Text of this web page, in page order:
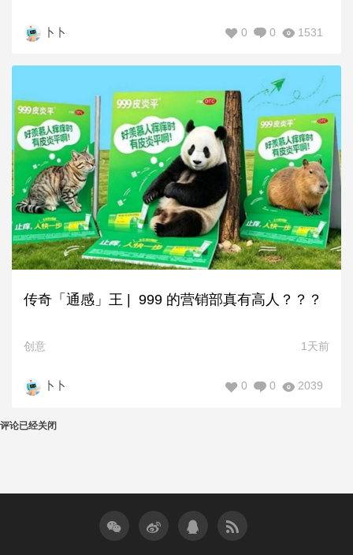
卜卜 1531
0
0
传奇「通感」王 | 999 的营销部真有高人？？？
创意 1天前
卜卜 2039
0
0
评论已经关闭